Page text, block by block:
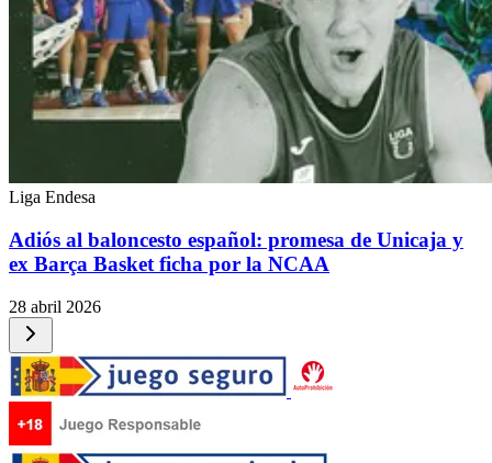
Liga Endesa
Adiós al baloncesto español: promesa de Unicaja y
ex Barça Basket ficha por la NCAA
28 abril 2026